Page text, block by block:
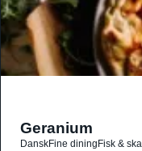
Geranium
DanskFine diningFisk &